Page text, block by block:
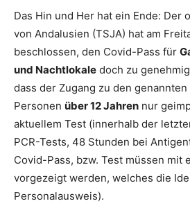
Das Hin und Her hat ein Ende: Der
von Andalusien (TSJA) hat am
beschlossen, den Covid-Pass für
und Nachtlokale doch zu
dass der Zugang zu den
Personen über 12 Jahren nur
aktuellem Test (innerhalb der
PCR-Tests, 48 Stunden bei
Covid-Pass, bzw. Test müssen mit
vorgezeigt werden, welches die
Personalausweis).